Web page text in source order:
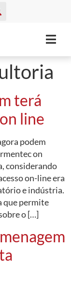
terá
line
podem
on
considerando
on-line era
e indústria.
que permite
o […]